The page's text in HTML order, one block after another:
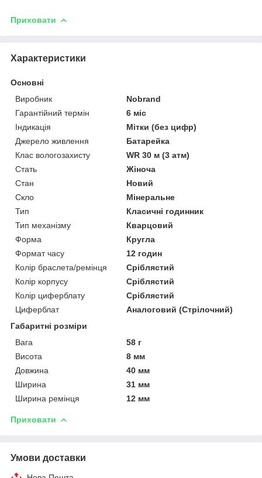
Приховати
Характеристики
Основні
Виробник
Nobrand
Гарантійний термін
6 міс
Індикація
Мітки (без цифр)
Джерело живлення
Батарейка
Клас вологозахисту
WR 30 м (3 атм)
Стать
Жіноча
Стан
Новий
Скло
Мінеральне
Тип
Класичні годинник
Тип механізму
Кварцовий
Форма
Кругла
Формат часу
12 годин
Колір браслета/ремінця
Сріблястий
Колір корпусу
Сріблястий
Колір циферблату
Сріблястий
Циферблат
Аналоговий (Стрілочний)
Габаритні розміри
Вага
58 г
Висота
8 мм
Довжина
40 мм
Ширина
31 мм
Ширина ремінця
12 мм
Приховати
Умови доставки